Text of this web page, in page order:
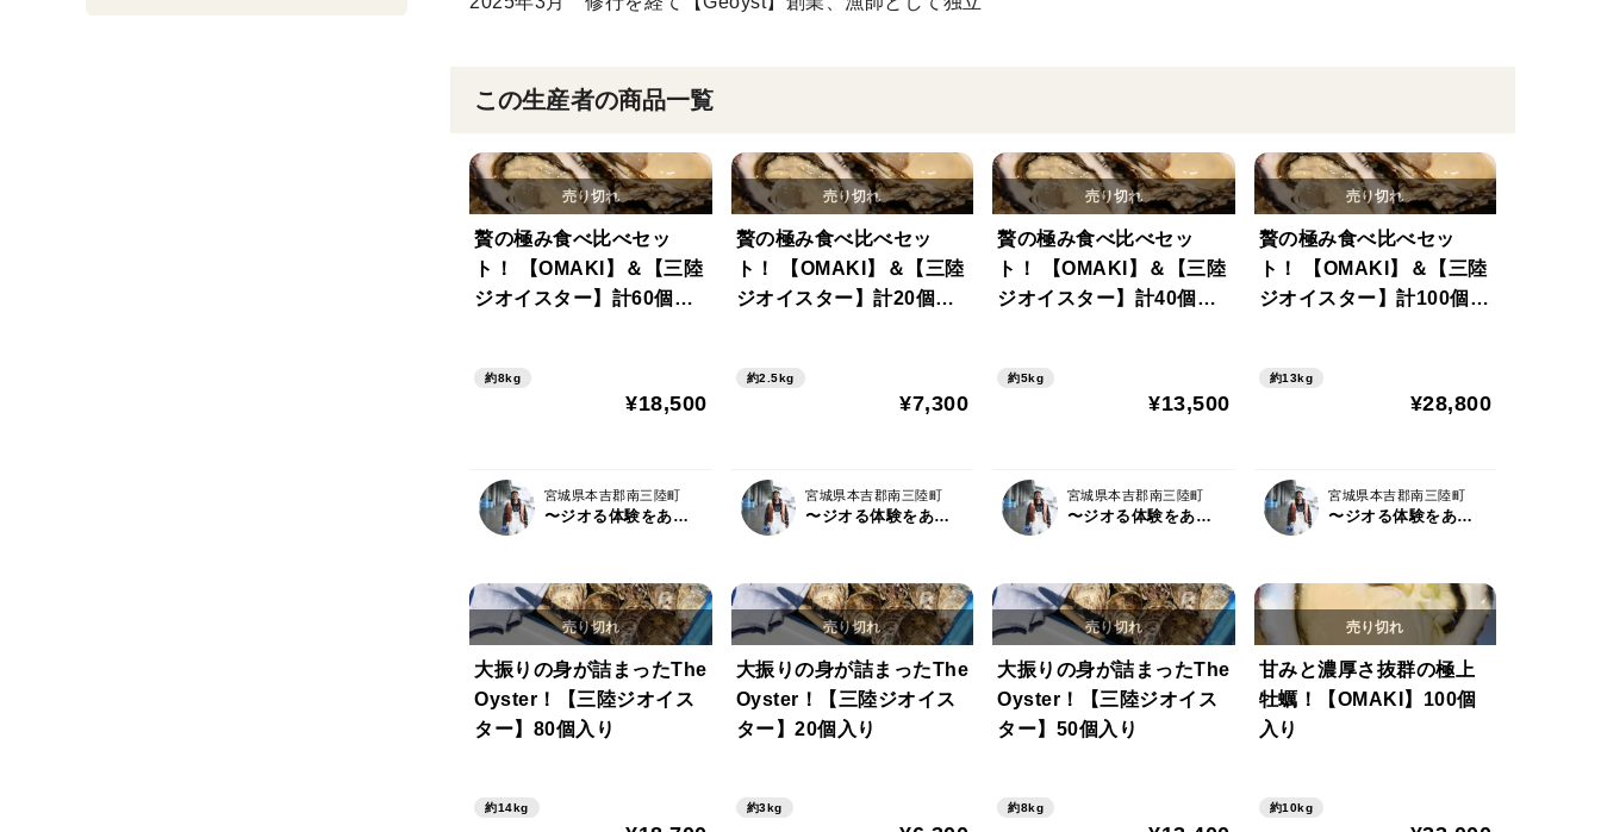
この生産者の商品一覧
贅の極み食べ比べセッ
ト！ 【OMAKI】＆【三陸
ジオイスター】計60個入
約8kg
¥18,500
宮城県本吉郡南三陸町
〜ジオる体験をあなたに〜 Geoyst（ジオイスト）
贅の極み食べ比べセッ
ト！ 【OMAKI】＆【三陸
ジオイスター】計20個入
約2.5kg
¥7,300
宮城県本吉郡南三陸町
〜ジオる体験をあなたに〜 Geoyst（ジオイスト）
贅の極み食べ比べセッ
ト！ 【OMAKI】＆【三陸
ジオイスター】計40個入
約5kg
¥13,500
宮城県本吉郡南三陸町
〜ジオる体験をあなたに〜 Geoyst（ジオイスト）
贅の極み食べ比べセッ
ト！ 【OMAKI】＆【三陸
ジオイスター】計100個入
約13kg
¥28,800
宮城県本吉郡南三陸町
〜ジオる体験をあなたに〜 Geoyst（ジオイスト）
大振りの身が詰まったThe
Oyster！【三陸ジオイス
ター】80個入り
約14kg
大振りの身が詰まったThe
Oyster！【三陸ジオイス
ター】20個入り
約3kg
大振りの身が詰まったThe
Oyster！【三陸ジオイス
ター】50個入り
約8kg
甘みと濃厚さ抜群の極上
牡蠣！【OMAKI】100個
入り
約10kg